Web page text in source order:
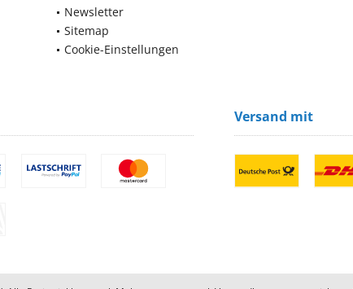
Newsletter
Sitemap
Cookie-Einstellungen
Versand mit